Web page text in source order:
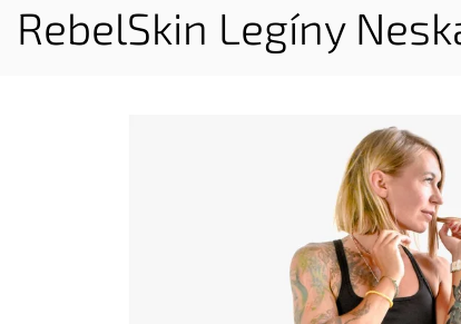
RebelSkin Legíny